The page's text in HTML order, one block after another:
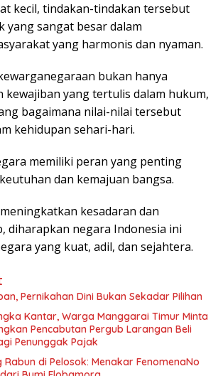
kecil, tindakan-tindakan tersebut
yang sangat besar dalam
yang harmonis dan nyaman.
bukan hanya
kewajiban yang tertulis dalam hukum,
bagaimana nilai-nilai tersebut
kehidupan sehari-hari.
memiliki peran yang penting
dan kemajuan bangsa.
kesadaran dan
diharapkan negara Indonesia ini
yang kuat, adil, dan sejahtera.
Pernikahan Dini Bukan Sekadar Pilihan
Kantar, Warga Manggarai Timur Minta
Pencabutan Pergub Larangan Beli
Penunggak Pajak
di Pelosok: Menakar FenomenaNo